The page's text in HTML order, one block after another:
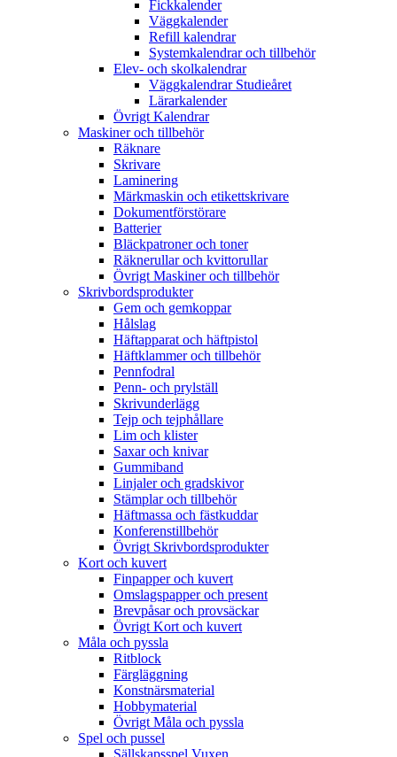
Fickkalender
Väggkalender
Refill kalendrar
Systemkalendrar och tillbehör
Elev- och skolkalendrar
Väggkalendrar Studieåret
Lärarkalender
Övrigt Kalendrar
Maskiner och tillbehör
Räknare
Skrivare
Laminering
Märkmaskin och etikettskrivare
Dokumentförstörare
Batterier
Bläckpatroner och toner
Räknerullar och kvittorullar
Övrigt Maskiner och tillbehör
Skrivbordsprodukter
Gem och gemkoppar
Hålslag
Häftapparat och häftpistol
Häftklammer och tillbehör
Pennfodral
Penn- och prylställ
Skrivunderlägg
Tejp och tejphållare
Lim och klister
Saxar och knivar
Gummiband
Linjaler och gradskivor
Stämplar och tillbehör
Häftmassa och fästkuddar
Konferenstillbehör
Övrigt Skrivbordsprodukter
Kort och kuvert
Finpapper och kuvert
Omslagspapper och present
Brevpåsar och provsäckar
Övrigt Kort och kuvert
Måla och pyssla
Ritblock
Färgläggning
Konstnärsmaterial
Hobbymaterial
Övrigt Måla och pyssla
Spel och pussel
Sällskapsspel Vuxen